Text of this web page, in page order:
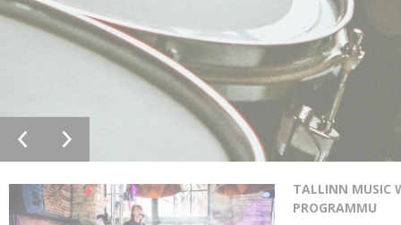
TALLINN MUSIC
PROGRAMMU